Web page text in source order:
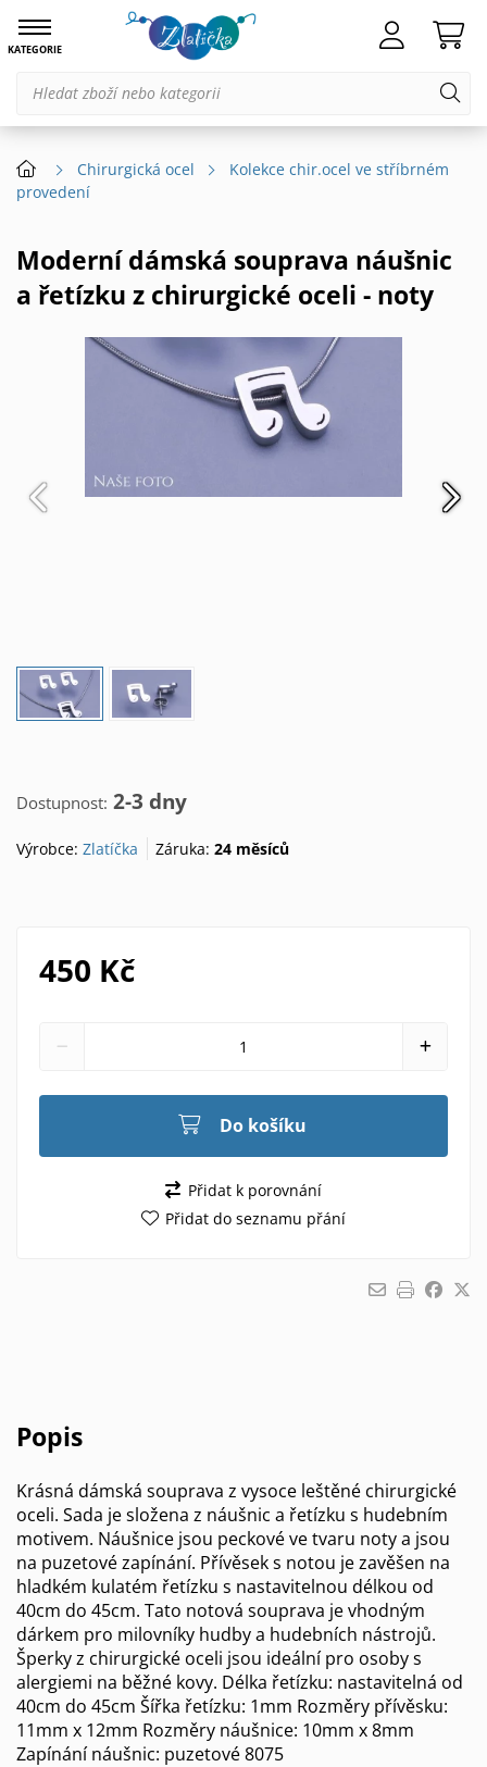
KATEGORIE
Chirurgická ocel
Kolekce chir.ocel ve stříbrném
provedení
Moderní dámská souprava náušnic
a řetízku z chirurgické oceli - noty
Dostupnost: 2-3 dny
Výrobce: Zlatíčka Záruka:24 měsíců
450 Kč
Do košíku
Přidat k porovnání
Přidat do seznamu přání
Popis
Krásná dámská souprava z vysoce leštěné chirurgické
oceli. Sada je složena z náušnic a řetízku s hudebním
motivem. Náušnice jsou peckové ve tvaru noty a jsou
na puzetové zapínání. Přívěsek s notou je zavěšen na
hladkém kulatém řetízku s nastavitelnou délkou od
40cm do 45cm. Tato notová souprava je vhodným
dárkem pro milovníky hudby a hudebních nástrojů.
Šperky z chirurgické oceli jsou ideální pro osoby s
alergiemi na běžné kovy. Délka řetízku: nastavitelná od
40cm do 45cm Šířka řetízku: 1mm Rozměry přívěsku:
11mm x 12mm Rozměry náušnice: 10mm x 8mm
Zapínání náušnic: puzetové 8075